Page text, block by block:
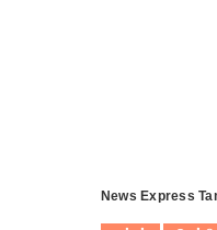
News Express